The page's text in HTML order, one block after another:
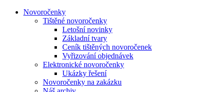
Novoročenky
Tištěné novoročenky
Letošní novinky
Základní tvary
Ceník tištěných novoročenek
Vyřizování objednávek
Elektronické novoročenky
Ukázky řešení
Novoročenky na zakázku